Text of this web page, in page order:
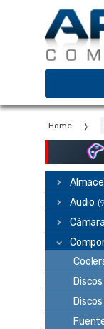
navegación
contenido
Home
Audio